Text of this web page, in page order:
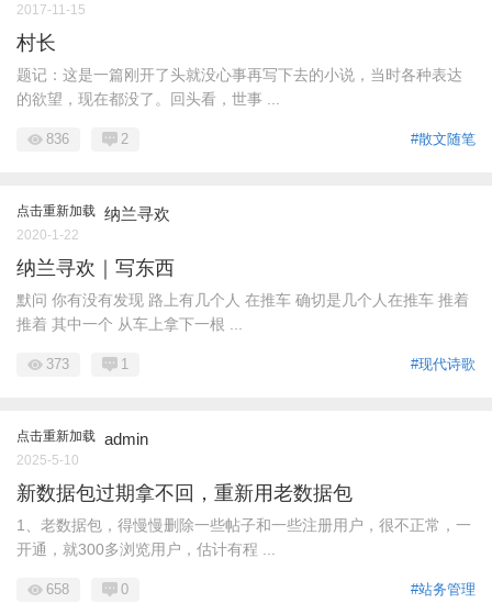
2017-11-15
村长
题记：这是一篇刚开了头就没心事再写下去的小说，当时各种表达
的欲望，现在都没了。回头看，世事 ...
#散文随笔
836 2
点击重新加载 纳兰寻欢
2020-1-22
纳兰寻欢｜写东西
默问 你有没有发现 路上有几个人 在推车 确切是几个人在推车 推着
推着 其中一个 从车上拿下一根 ...
#现代诗歌
373 1
点击重新加载 admin
2025-5-10
新数据包过期拿不回，重新用老数据包
1、老数据包，得慢慢删除一些帖子和一些注册用户，很不正常，一
开通，就300多浏览用户，估计有程 ...
#站务管理
658 0